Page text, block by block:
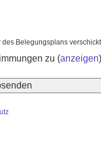
Belegungsplans
zu (anzeigen